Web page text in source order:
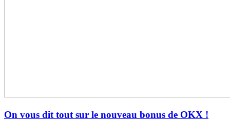
On vous dit tout sur le nouveau bonus de OKX !